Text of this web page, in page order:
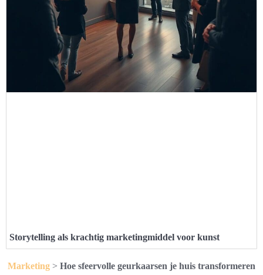
Storytelling als krachtig marketingmiddel voor kunst
Marketing > Hoe sfeervolle geurkaarsen je huis transformeren